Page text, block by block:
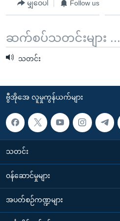
မျှဝေပါ Follow us
ဆက်စပ်သတင်းများ ...
သတင်း
ဗွီအိုအေ လူမှုကွန်ယက်များ
သတင်း
၀န်ဆောင်မှုများ
အပတ်စဉ်ကဏ္ဍများ